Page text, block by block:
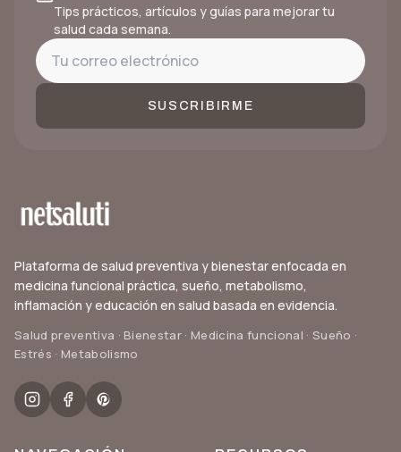
Tips prácticos, artículos y guías para mejorar tu
salud cada semana.
SUSCRIBIRME
Plataforma de salud preventiva y bienestar enfocada en
medicina funcional práctica, sueño, metabolismo,
inflamación y educación en salud basada en evidencia.
Salud preventiva · Bienestar · Medicina funcional · Sueño ·
Estrés · Metabolismo